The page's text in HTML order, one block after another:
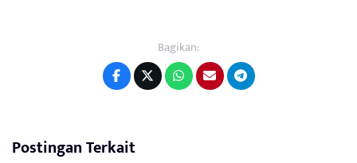
Bagikan:
Postingan Terkait